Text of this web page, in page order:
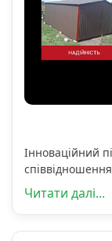
Інноваційний
Читати далі...